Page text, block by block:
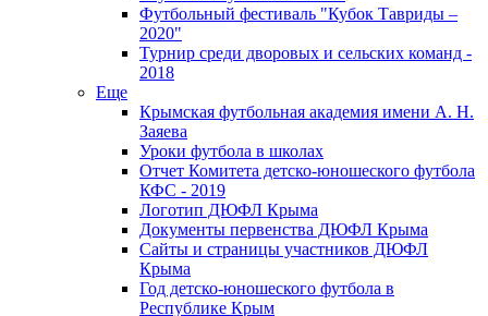
Футбольный фестиваль "Кубок Тавриды –
2020"
Турнир среди дворовых и сельских команд -
2018
Еще
Крымская футбольная академия имени А. Н.
Заяева
Уроки футбола в школах
Отчет Комитета детско-юношеского футбола
КФС - 2019
Логотип ДЮФЛ Крыма
Документы первенства ДЮФЛ Крыма
Сайты и страницы участников ДЮФЛ
Крыма
Год детско-юношеского футбола в
Республике Крым